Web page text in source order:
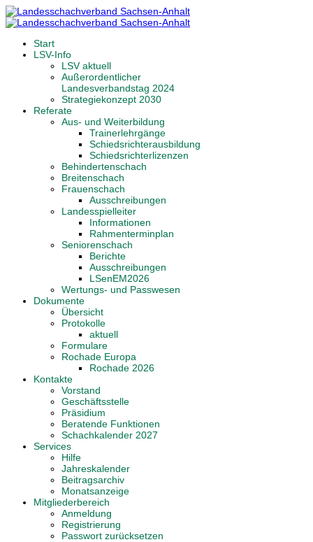
Start
LSV-Info
LSV aktuell
Außerordentlicher
Landesverbandstag 2024
Strategiekonzept 2030
Referate
Aus- und Weiterbildung
Trainerlehrgänge
Schiedsrichterausbildung
Schiedsrichterlizenzen
Behindertenschach
Breitenschach
Frauenschach
Ausschreibungen
Landesspielleiter
Informationen
Rahmenterminplan
Seniorenschach
Berichte
Ausschreibungen
LSenEM2026
Wertungs- und Passwesen
Dokumente
Übersicht
Protokolle
aktuell
Formulare
Rochade Europa
Rochade 2026
Kontakte
Vorstand
Geschäftsstelle
Präsidium
Beratende Funktionen
Schachkalender 2027
Services
Hilfe
Jahreskalender
Beitragsarchiv
Monatsanzeige
Mitgliederbereich
Anmeldung
Registrierung
Passwort zurücksetzen